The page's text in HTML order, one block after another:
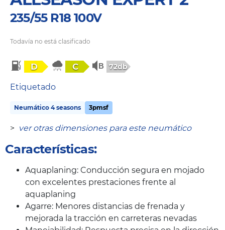
235/55 R18 100V
Todavía no está clasificado
D C 72db
Etiquetado
Neumático 4 seasons 3pmsf
> ver otras dimensiones para este neumático
Características:
Aquaplaning: Conducción segura en mojado
con excelentes prestaciones frente al
aquaplaning
Agarre: Menores distancias de frenada y
mejorada la tracción en carreteras nevadas